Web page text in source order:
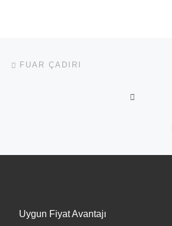
Yazı dolaşımı
FUAR ÇADIRI
Uygun Fiyat Avantajı